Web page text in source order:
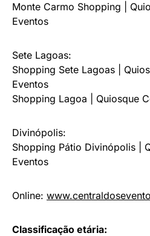
Monte Carmo Shopping |
Eventos
Sete Lagoas:
Shopping Sete Lagoas |
Eventos
Shopping Lagoa | Quiosque
Divinópolis:
Shopping Pátio Divinópolis |
Eventos
Online:
Classificação etária: